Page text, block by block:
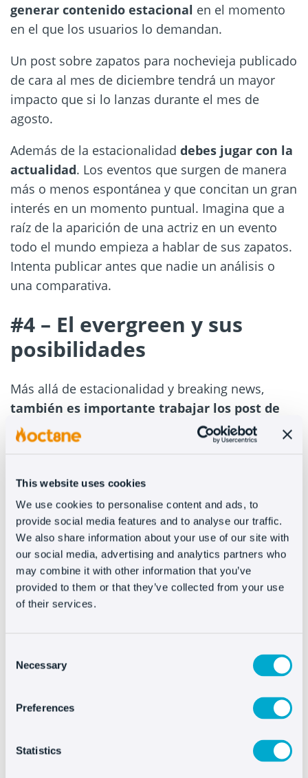
This website uses cookies
We use cookies to personalise content and ads, to
provide social media features and to analyse our traffic.
We also share information about your use of our site with
our social media, advertising and analytics partners who
may combine it with other information that you’ve
provided to them or that they’ve collected from your use
of their services.
Selection
Necessary
Preferences
Statistics
generar contenido estacional en el momento
en el que los usuarios lo demandan.
Un post sobre zapatos para nochevieja publicado
de cara al mes de diciembre tendrá un mayor
impacto que si lo lanzas durante el mes de
agosto.
Además de la estacionalidad debes jugar con la
actualidad. Los eventos que surgen de manera
más o menos espontánea y que concitan un gran
interés en un momento puntual. Imagina que a
raíz de la aparición de una actriz en un evento
todo el mundo empieza a hablar de sus zapatos.
Intenta publicar antes que nadie un análisis o
una comparativa.
#4 – El evergreen y sus
posibilidades
Más allá de estacionalidad y breaking news,
también es importante trabajar los post de
contenido evergreen
. Son posts que valen para
cualquier momento y te permiten tener un
momento puede generar interacciones.
Por ejemplo podríamos crear un artículo sobre
cómo medir el pie para comprar zapatos online.
Está totalmente al margen de si es verano,
invierno o si se trata de botas de trecking, de
hecho puedes contemplar todas estas
alternativas con lo que “sirve para siempre”
#5 – Si algo funciona a tu
competencia…
Mejóralo y adáptalo
(pensabas que te iba a
decir que lo copiases ¿a que sí?). En serio: no
tengas el menor reparo en inspirarte en algo que